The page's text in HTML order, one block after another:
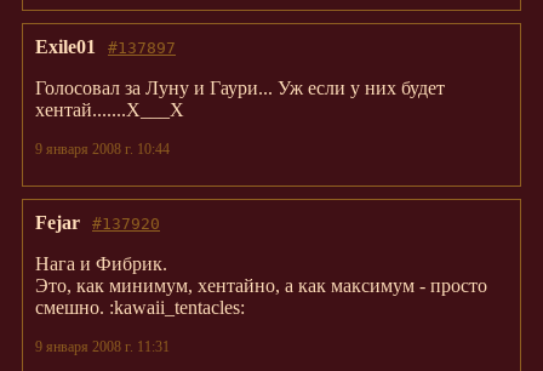
#137897
Exile01
Голосовал за Луну и Гаури... Уж если у них будет
хентай.......Х___Х
9 января 2008 г. 10:44
#137920
Fejar
Нага и Фибрик.
Это, как минимум, хентайно, а как максимум - просто
смешно. :kawaii_tentacles:
9 января 2008 г. 11:31